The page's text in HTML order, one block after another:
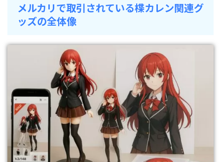
メルカリで取引されている楪カレン関連グ
ッズの全体像